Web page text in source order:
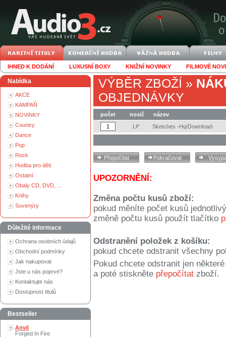
IHNED K DODÁNÍ LUXUSNÍ BOXY KNIŽNÍ NOVINKY FILMOVÉ
Nabídka
AKCE
KAMPAŇ
NOVINKY
Country
Dance
Pop
Rock
Hudba pro děti
Ostatní
Obaly CD, DVD, ...
Knihy
Suvenýry
Důležité informace
Ochrana osobních údajů
Obchodní podmínky
Jak nakupovat
Jste u nás poprvé?
Kontaktujte nás
Dostupnost titulů
Bestseller
Anvil
Forged In Fire
VÝBĚR ZBOŽÍ »
OBJEDNÁVKY
počet nosič
název
LP
Sketches -Hq/Download-
UPOZORNĚNÍ:
Změna počtu kusů zboží:
pokud měníte počet kusů
změně počtu kusů použít tlačítko
Odstranění položek z košíku:
pokud chcete odstranit všechny
Pokud chcete odstranit jen
a poté stiskněte přepočítat zboží.